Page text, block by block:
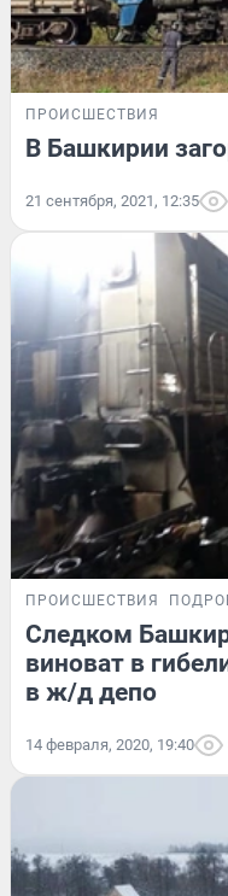
ПРОИСШЕСТВИЯ
В Башкирии
21 сентября, 2021, 12:35
ПРОИСШЕСТВИЯ
Следком
виноват в
в ж/д депо
14 февраля, 2020, 19:40